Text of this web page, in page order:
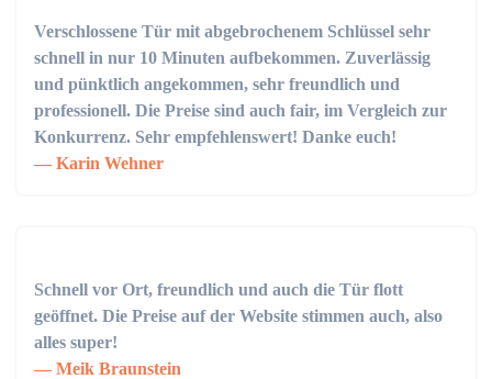
Verschlossene Tür mit abgebrochenem Schlüssel sehr
schnell in nur 10 Minuten aufbekommen. Zuverlässig
und pünktlich angekommen, sehr freundlich und
professionell. Die Preise sind auch fair, im Vergleich zur
Konkurrenz. Sehr empfehlenswert! Danke euch!
Karin Wehner
Schnell vor Ort, freundlich und auch die Tür flott
geöffnet. Die Preise auf der Website stimmen auch, also
alles super!
Meik Braunstein